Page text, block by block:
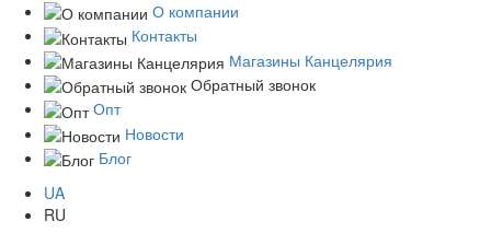
О компании
Контакты
Магазины Канцелярия
Обратный звонок
Опт
Новости
Блог
UA
RU